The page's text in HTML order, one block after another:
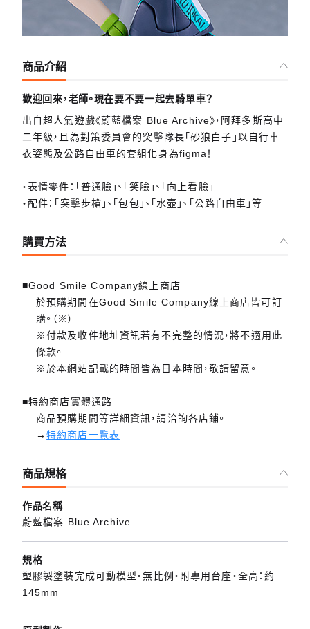
商品介紹
歡迎回來，老師。現在要不要一起去騎單車？
出自超人氣遊戲《蔚藍檔案 Blue Archive》，阿拜多斯高中
二年級，且為對策委員會的突擊隊長「砂狼白子」以自行車
衣姿態及公路自由車的套組化身為figma！
・表情零件：「普通臉」、「笑臉」、「向上看臉」
・配件：「突擊步槍」、「包包」、「水壺」、「公路自由車」等
購買方法
■Good Smile Company線上商店
於預購期間在Good Smile Company線上商店皆可訂
購。（※）
※付款及收件地址資訊若有不完整的情況，將不適用此
條款。
※於本網站記載的時間皆為日本時間，敬請留意。
■特約商店實體通路
商品預購期間等詳細資訊，請洽詢各店鋪。
→特約商店一覽表
商品規格
作品名稱
蔚藍檔案 Blue Archive
規格
塑膠製塗裝完成可動模型・無比例・附專用台座・全高：約
145mm